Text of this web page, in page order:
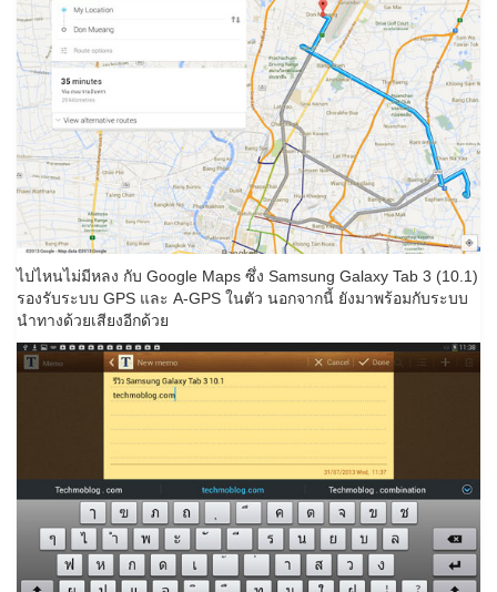
ไปไหนไม่มีหลง กับ Google Maps ซึ่ง Samsung Galaxy Tab 3 (10.1)
รองรับระบบ GPS และ A-GPS ในตัว นอกจากนี้ ยังมาพร้อมกับระบบ
นำทางด้วยเสียงอีกด้วย